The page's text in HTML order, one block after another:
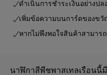
ดำเนินการชำระเงินอย่างปล
เพิ่มข้อความบนการ์ดของขวั
หากไม่พึงพอใจสินค้าสามาร
นาฬิกาสีพีชพาสเทลเรือนนี้